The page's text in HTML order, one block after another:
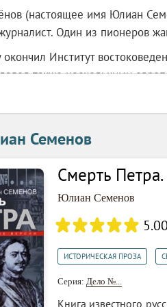
(настоящее имя Юлиан
Один из пионеров
окончил Институт
также несколькими
печатался в «Огоньке»,
вовсе не с приключенческих
детективным повестям:
Штирлице - «Семнадцать
романа (МАДПР) и
секретно» и одноименной
Семенов
Смерть
Юлиан Семенов
5.00
ИСТОРИЧЕСКАЯ ПРОЗА
Серия: Дело №...
Книга известного